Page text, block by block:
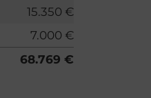
15.350 €
7.000 €
68.769 €